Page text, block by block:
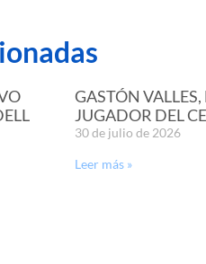
GASTÓN
JUGADOR DEL
30 de julio de 2026
Leer más »